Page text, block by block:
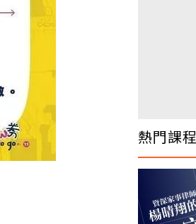
熱門課程